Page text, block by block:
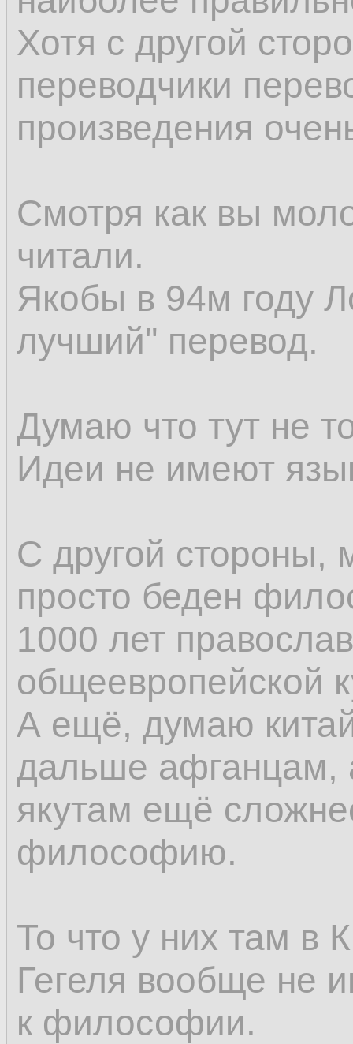
Хотя с другой
переводчики
произведения
Смотря как вы
читали.
Якобы в 94м году
лучший" перевод.
Думаю что тут не
Идеи не имеют
С другой стороны,
просто беден
1000 лет
общеевропейской
А ещё, думаю
дальше афганцам,
якутам ещё
философию.
То что у них там в
Гегеля вообще не
к философии.